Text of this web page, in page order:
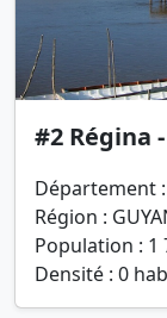
#2 Régina -
Département :
Région :
Population : 1
Densité : 0